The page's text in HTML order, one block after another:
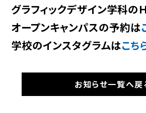
グラフィックデザイン学科の
オープンキャンパスの予約は
学校のインスタグラムはこち
お知らせ一覧へ戻